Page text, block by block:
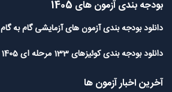
بودجه بندی آزمون های 1405
دانلود بودجه بندی آزمون های آزمایشی گام به گام 1405
دانلود بودجه بندی کوئیزهای 133 مرحله ای 1405
آخرین اخبار آزمون ها